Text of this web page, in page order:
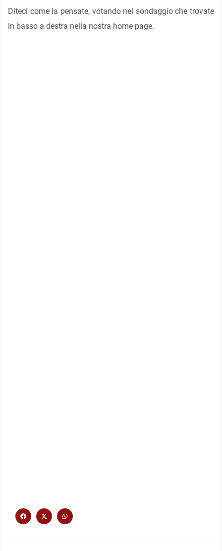
Diteci come la pensate, votando nel sondaggio che trovate
in basso a destra nella nostra home page.